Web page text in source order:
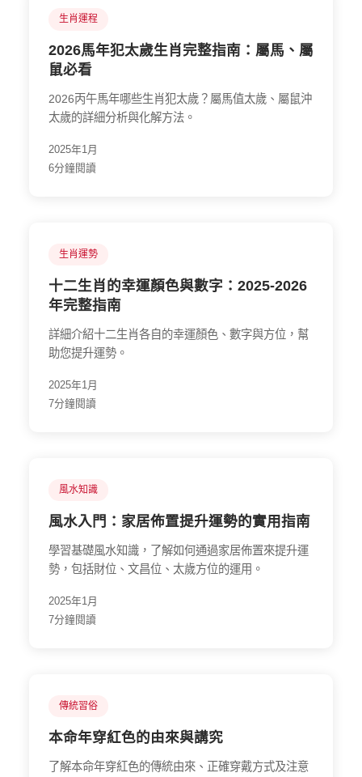
生肖運程
2026馬年犯太歲生肖完整指南：屬馬、屬
鼠必看
2026丙午馬年哪些生肖犯太歲？屬馬值太歲、屬鼠沖
太歲的詳細分析與化解方法。
2025年1月
6分鐘閱讀
生肖運勢
十二生肖的幸運顏色與數字：2025-2026
年完整指南
詳細介紹十二生肖各自的幸運顏色、數字與方位，幫
助您提升運勢。
2025年1月
7分鐘閱讀
風水知識
風水入門：家居佈置提升運勢的實用指南
學習基礎風水知識，了解如何通過家居佈置來提升運
勢，包括財位、文昌位、太歲方位的運用。
2025年1月
7分鐘閱讀
傳統習俗
本命年穿紅色的由來與講究
了解本命年穿紅色的傳統由來、正確穿戴方式及注意